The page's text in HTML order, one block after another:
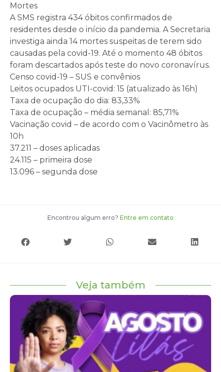
Mortes
A SMS registra 434 óbitos confirmados de
residentes desde o início da pandemia. A Secretaria
investiga ainda 14 mortes suspeitas de terem sido
causadas pela covid-19. Até o momento 48 óbitos
foram descartados após teste do novo coronavírus.
Censo covid-19 – SUS e convênios
Leitos ocupados UTI-covid: 15 (atualizado às 16h)
Taxa de ocupação do dia: 83,33%
Taxa de ocupação – média semanal: 85,71%
Vacinação covid – de acordo com o Vacinômetro às
10h
37.211 – doses aplicadas
24.115 – primeira dose
13.096 – segunda dose
Encontrou algum erro? Entre em contato
Veja também